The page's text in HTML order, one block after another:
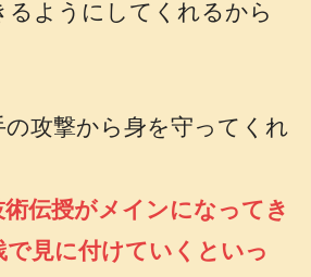
るようにしてくれるから
の攻撃から身を守ってくれ
伝授がメインになってき
見に付けていくといっ